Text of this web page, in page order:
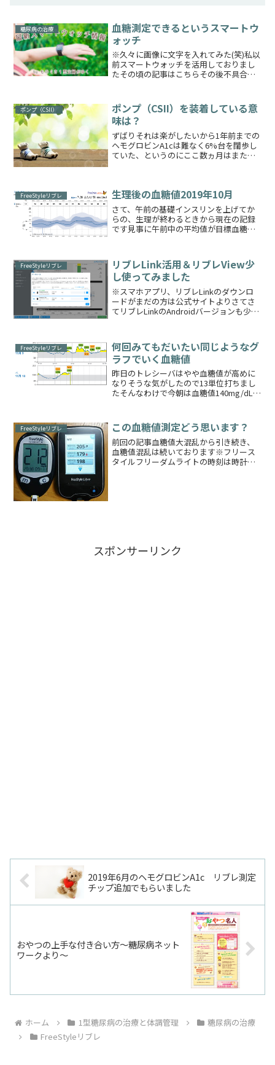
糖尿病の治療
血糖測定できるというスマートウ
ォッチ
※久々に画像に文字を入れてみた(笑)私以
前スマートウォッチを活用しておりまし
たその頃の記事はこちらその後不具合も
売】CASIO STANDARD カシオ スタンダー
ド...
ポンプ（CSII）
ポンプ（CSII）を装着している意
味は？
ずばりそれは楽がしたいから1年前までの
ヘモグロビンA1cは難なく6%台を闊歩し
ていた、というのにここ数ヵ月はまた大
のですが😏改めて考...
FreeStyleリブレ 生理後の血糖値2019年10月
さて、午前の基礎インスリンを上げてか
らの、生理が終わるときから現在の記録
です見事に午前中の平均値が目標血糖値
ねただ上げ過ぎてそのまま何かしら動く
ことがあればすぐ低血糖に...
FreeStyleリブレ
リブレLink活用＆リブレView少
し使ってみました
※スマホアプリ、リブレLinkのダウンロ
ードがまだの方は公式サイトよりさてさ
てリブレLinkのAndroidバージョンも少し
れまでの2週間分のリブレリーダーとリブ
レLi...
FreeStyleリブレ
何回みてもだいたい同じようなグ
ラフでいく血糖値
昨日のトレシーバはやや血糖値が高めに
なりそうな気がしたので13単位打ちまし
たそんなわけで今朝は血糖値140mg/dLと
200mg/dL超えてしまいますね2日続けて
2単位打っ...
FreeStyleリブレ この血糖値測定どう思います？
前回の記事血糖値大混乱から引き続き、
血糖値混乱は続いております※フリース
タイルフリーダムライトの時刻は時計合
スポンサーリンク
2019年6月のヘモグロビンA1c リブレ測定
チップ追加でもらいました
おやつの上手な付き合い方～糖尿病ネット
ワークより～
ホーム 1型糖尿病の治療と体調管理
糖尿病の治療
FreeStyleリブレ